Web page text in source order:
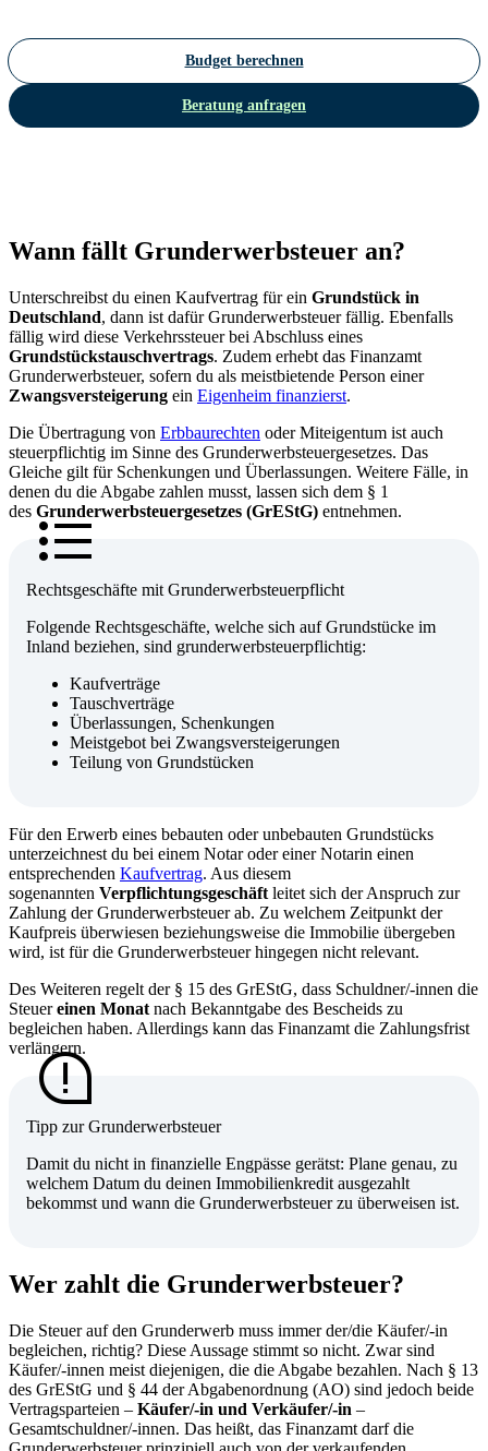
Budget berechnen
Beratung anfragen
Wann fällt Grunderwerbsteuer an?
Unterschreibst du einen Kaufvertrag für ein Grundstück in
Deutschland, dann ist dafür Grunderwerbsteuer fällig. Ebenfalls
fällig wird diese Verkehrssteuer bei Abschluss eines
Grundstückstauschvertrags. Zudem erhebt das Finanzamt
Grunderwerbsteuer, sofern du als meistbietende Person einer
Zwangsversteigerung ein Eigenheim finanzierst.
Die Übertragung von Erbbaurechten oder Miteigentum ist auch
steuerpflichtig im Sinne des Grunderwerbsteuergesetzes. Das
Gleiche gilt für Schenkungen und Überlassungen. Weitere Fälle, in
denen du die Abgabe zahlen musst, lassen sich dem § 1
des Grunderwerbsteuergesetzes (GrEStG) entnehmen.
Rechtsgeschäfte mit Grunderwerbsteuerpflicht
Folgende Rechtsgeschäfte, welche sich auf Grundstücke im
Inland beziehen, sind grunderwerbsteuerpflichtig:
Kaufverträge
Tauschverträge
Überlassungen, Schenkungen
Meistgebot bei Zwangsversteigerungen
Teilung von Grundstücken
Für den Erwerb eines bebauten oder unbebauten Grundstücks
unterzeichnest du bei einem Notar oder einer Notarin einen
entsprechenden Kaufvertrag. Aus diesem
sogenannten Verpflichtungsgeschäft leitet sich der Anspruch zur
Zahlung der Grunderwerbsteuer ab. Zu welchem Zeitpunkt der
Kaufpreis überwiesen beziehungsweise die Immobilie übergeben
wird, ist für die Grunderwerbsteuer hingegen nicht relevant.
Des Weiteren regelt der § 15 des GrEStG, dass Schuldner/-innen die
Steuer einen Monat nach Bekanntgabe des Bescheids zu
begleichen haben. Allerdings kann das Finanzamt die Zahlungsfrist
verlängern.
Tipp zur Grunderwerbsteuer
Damit du nicht in finanzielle Engpässe gerätst: Plane genau, zu
welchem Datum du deinen Immobilienkredit ausgezahlt
bekommst und wann die Grunderwerbsteuer zu überweisen ist.
Wer zahlt die Grunderwerbsteuer?
Die Steuer auf den Grunderwerb muss immer der/die Käufer/-in
begleichen, richtig? Diese Aussage stimmt so nicht. Zwar sind
Käufer/-innen meist diejenigen, die die Abgabe bezahlen. Nach § 13
des GrEStG und § 44 der Abgabenordnung (AO) sind jedoch beide
Vertragsparteien – Käufer/-in und Verkäufer/-in –
Gesamtschuldner/-innen. Das heißt, das Finanzamt darf die